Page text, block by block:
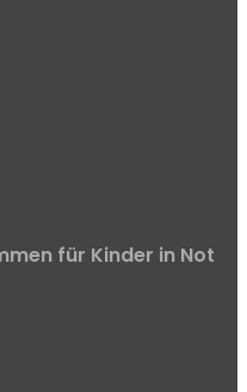
für Kinder in Not